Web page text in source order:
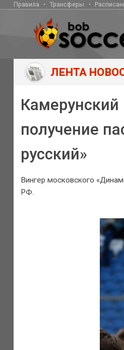
Правила Трансферы
ЛЕНТА
Камерунский
получение
русский»
Вингер московского
РФ.